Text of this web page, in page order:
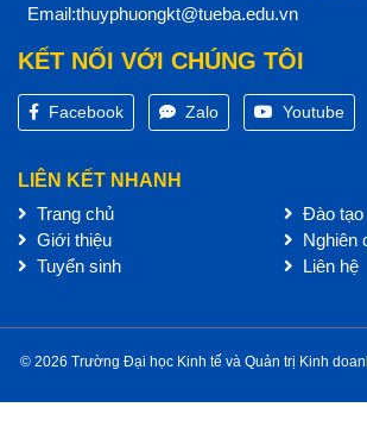
Email:thuyphuongkt@tueba.edu.vn
KẾT NỐI VỚI CHÚNG TÔI
Facebook Zalo Youtube
LIÊN KẾT NHANH
Trang chủ
Giới thiệu
Tuyển sinh
Đào tạo
Nghiên
Liên hệ
© 2026 Trường Đại học Kinh tế và Quản trị Kinh